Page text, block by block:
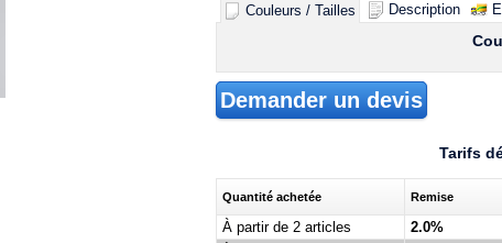
Couleurs / Tailles Description
Demander un devis
Tarifs
Quantité achetée Remise
À partir de 2 articles
2.0%